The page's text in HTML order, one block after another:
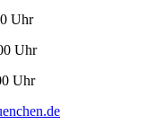
Uhr
Uhr
Uhr